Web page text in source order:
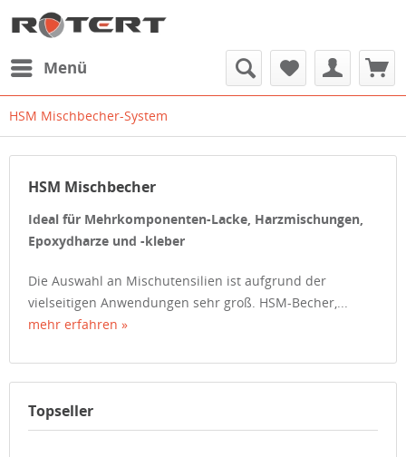
Menü
HSM Mischbecher-System
HSM Mischbecher
Ideal für Mehrkomponenten-Lacke, Harzmischungen,
Epoxydharze und -kleber
Die Auswahl an Mischutensilien ist aufgrund der
vielseitigen Anwendungen sehr groß. HSM-Becher,...
mehr erfahren »
Topseller